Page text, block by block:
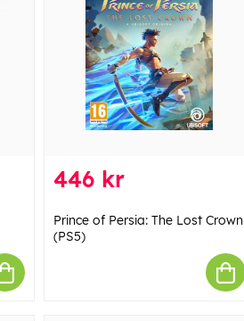
446 kr
Prince of Persia: The Lost Crown
(PS5)